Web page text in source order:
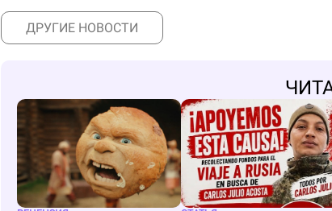
ДРУГИЕ НОВОСТИ